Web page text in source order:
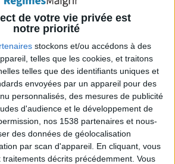
de votre vie privée est
notre priorité
stockons et/ou accédons à des
telles que les cookies, et traitons
telles que des identifiants uniques et
envoyées par un appareil pour des
personnalisés, des mesures de publicité
d'audience et le développement de
nos 1538 partenaires et nous-
des données de géolocalisation
par scan d'appareil. En cliquant, vous
décrits précédemment. Vous
exemple).
facilement des aliments qui
de ce nutrimenten lisant les
et en cherchant les denrées
de ce macronutriment
en contiennent plus de 10